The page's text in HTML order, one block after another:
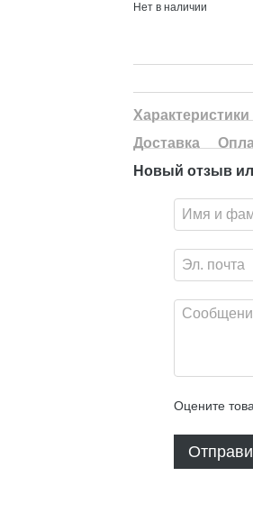
Нет в наличии
Характеристики
Доставка
Новый отзыв
Оцените